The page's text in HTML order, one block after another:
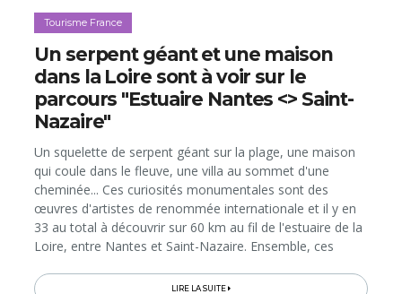
Tourisme France
Un serpent géant et une maison
dans la Loire sont à voir sur le
parcours "Estuaire Nantes <> Saint-
Nazaire"
Un squelette de serpent géant sur la plage, une maison
qui coule dans le fleuve, une villa au sommet d'une
cheminée... Ces curiosités monumentales sont des
œuvres d'artistes de renommée internationale et il y en
33 au total à découvrir sur 60 km au fil de l'estuaire de la
Loire, entre Nantes et Saint-Nazaire. Ensemble, ces
unique...
LIRE LA SUITE